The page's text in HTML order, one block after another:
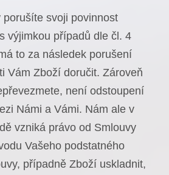
svoji povinnost
výjimkou případů dle čl. 4
to za následek porušení
Vám Zboží doručit. Zároveň
není odstoupení
Námi a Vámi. Nám ale v
vzniká právo od Smlouvy
Vašeho podstatného
případně Zboží uskladnit,